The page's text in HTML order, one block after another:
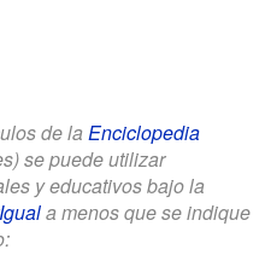
de la Enciclopedia
se puede utilizar
y educativos bajo la
a menos que se indique